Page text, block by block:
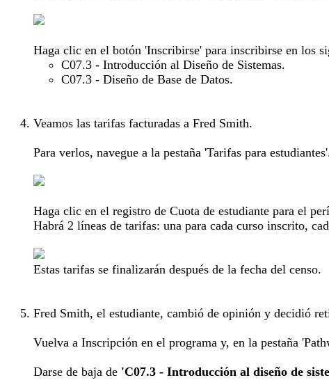
Haga clic en el botón 'Inscribirse' para inscribirse en los
C07.3 - Introducción al Diseño de Sistemas.
C07.3 - Diseño de Base de Datos.
Veamos las tarifas facturadas a Fred Smith.
Para verlos, navegue a la pestaña 'Tarifas para
Haga clic en el registro de Cuota de estudiante para el
Habrá 2 líneas de tarifas: una para cada curso inscrito,
Estas tarifas se finalizarán después de la fecha del censo.
Fred Smith, el estudiante, cambió de opinión y decidió
Vuelva a Inscripción en el programa y, en la pestaña
Darse de baja de 'C07.3 - Introducción al diseño de